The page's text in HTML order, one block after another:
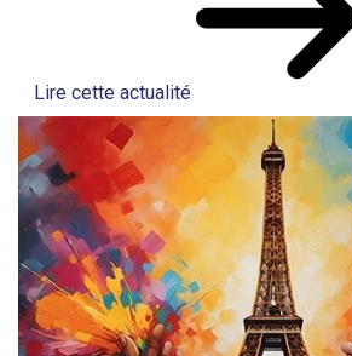
Lire cette actualité